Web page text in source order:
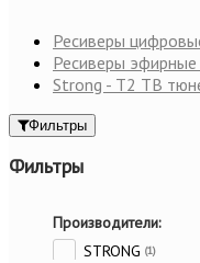
Ресиверы
Ресиверы
Strong - T2 ТВ
Фильтры
Фильтры
Производители:
STRONG (1)